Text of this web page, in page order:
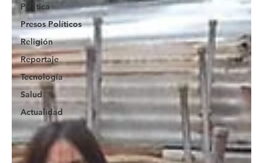
Política
Presos Políticos
Religión
Reportaje
Tecnología
Salud
Actualidad